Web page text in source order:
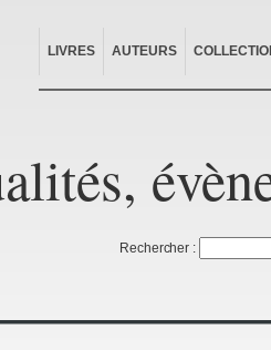
LIVRES AUTEURS
Rechercher :